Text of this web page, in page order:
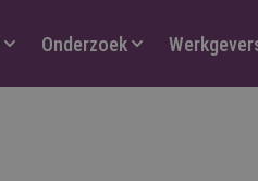
Onderzoek